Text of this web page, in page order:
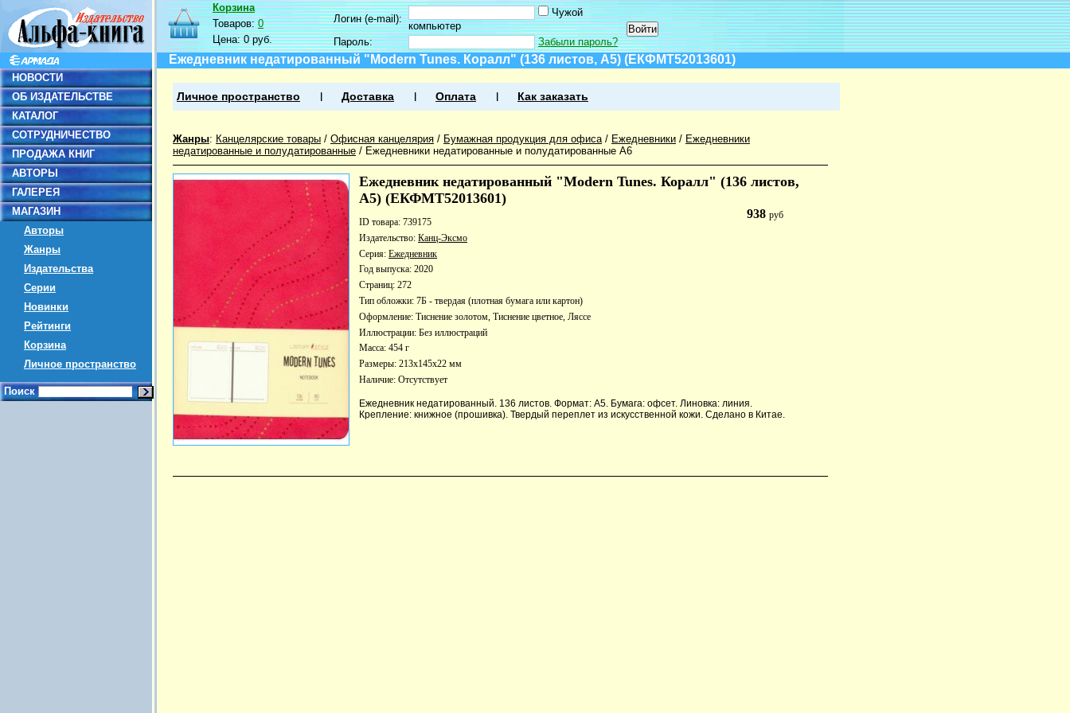
НОВОСТИ
ОБ ИЗДАТЕЛЬСТВЕ
КАТАЛОГ
СОТРУДНИЧЕСТВО
ПРОДАЖА КНИГ
АВТОРЫ
ГАЛЕРЕЯ
МАГАЗИН
Авторы
Жанры
Издательства
Серии
Новинки
Рейтинги
Корзина
Личное пространство
Поиск
Корзина
Товаров:0
Цена:0 руб.
Логин (e-mail):
Чужой
компьютер
Пароль:
Забыли пароль?
Ежедневник недатированный "Modern Tunes. Коралл" (136 листов, А5) (ЕКФМТ52013601)
Личное пространство Доставка Оплата Как заказать
Жанры: Канцелярские товары / Офисная канцелярия / Бумажная продукция для офиса/ Ежедневники / Ежедневники
недатированные и полудатированные / Ежедневники недатированные и полудатированные А6
Ежедневник недатированный "Modern Tunes. Коралл" (136 листов,
А5) (ЕКФМТ52013601)
938руб
ID товара: 739175
Издательство: Канц-Эксмо
Серия: Ежедневник
Год выпуска: 2020
Страниц: 272
Тип обложки: 7Б - твердая (плотная бумага или картон)
Оформление: Тиснение золотом, Тиснение цветное, Ляссе
Иллюстрации: Без иллюстраций
Масса: 454 г
Размеры: 213x145x22 мм
Наличие: Отсутствует
Ежедневник недатированный. 136 листов. Формат: А5. Бумага: офсет. Линовка: линия.
Крепление: книжное (прошивка). Твердый переплет из искусственной кожи. Сделано в Китае.